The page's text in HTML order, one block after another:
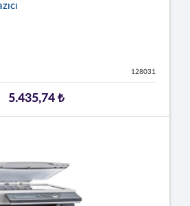
128031
5.435,74 ₺